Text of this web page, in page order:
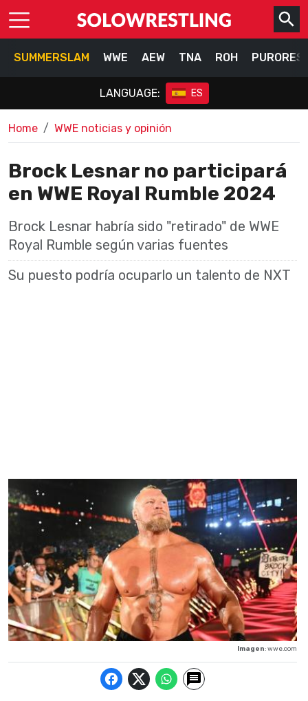
SUMMERSLAM WWE AEW TNA ROH
LANGUAGE: ES
Home WWE noticias y opinión
Brock Lesnar no participará
en WWE Royal Rumble 2024
Brock Lesnar habría sido "retirado" de WWE
Royal Rumble según varias fuentes
Su puesto podría ocuparlo un talento de NXT
Imagen: wwe.com